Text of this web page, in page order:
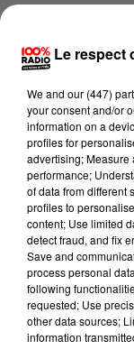
Lecture
100%
100% Radio
Le respect
We and our (447)
your consent and/or
information on a
profiles for
advertising; Measure
performance;
of data from different
profiles to
content; Use limited
detect fraud, and fix
Save and
process personal
following
requested; Use
other data sources;
information